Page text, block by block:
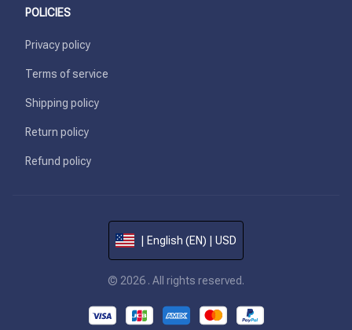
POLICIES
Privacy policy
Terms of service
Shipping policy
Return policy
Refund policy
| English (EN) | USD
© 2026 . All rights reserved.